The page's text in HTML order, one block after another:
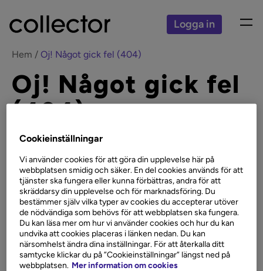
Logga in
Hem Oj! Något gick fel (404)
Oj! Något gick fel
(404)
Det verkar som vi inte kan
hitta sidan som du letar
efter.
Några utav dessa länkar kanske hjälper dig på rätt spår?
Privatlån
Sparkonto
Cookieinställningar
Vi använder cookies för att göra din upplevelse här på
webbplatsen smidig och säker. En del cookies används för att
tjänster ska fungera eller kunna förbättras, andra för att
skräddarsy din upplevelse och för marknadsföring. Du
bestämmer själv vilka typer av cookies du accepterar utöver
de nödvändiga som behövs för att webbplatsen ska fungera.
Du kan läsa mer om hur vi använder cookies och hur du kan
undvika att cookies placeras i länken nedan. Du kan
närsomhelst ändra dina inställningar. För att återkalla ditt
samtycke klickar du på ”Cookieinställningar” längst ned på
webbplatsen. Mer information om cookies